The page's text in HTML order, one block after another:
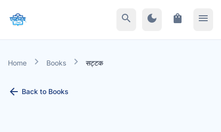
search dark_mode shopping_bag menu
Home chevron_right Books chevron_right सट्टक
arrow_back Back to Books